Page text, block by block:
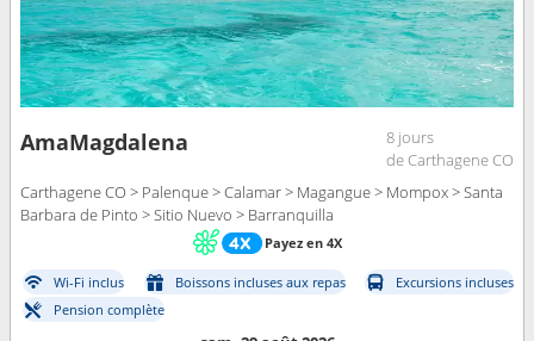
AmaMagdalena
8 jours
de Carthagene CO
Carthagene CO > Palenque > Calamar > Magangue > Mompox > Santa
Barbara de Pinto > Sitio Nuevo > Barranquilla
Payez en 4X
Wi-Fi inclus Boissons incluses aux repas
Excursions incluses
Pension complète